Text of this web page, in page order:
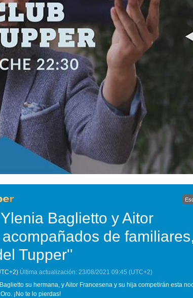
Baglietto y Aitor
de
Tupper''
Última actualización: 23/08/2021 09:45 (UTC+2)
su hermana, y Aitor Francesena y su hija competirán esta
¡No te lo pierdas!